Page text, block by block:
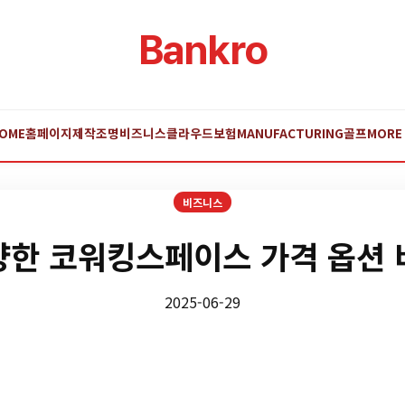
Bankro
홈페이지제작조명비즈니스클라우드보험MANUFACTURING골프MORE
비즈니스
한 코워킹스페이스 가격 옵션
2025-06-29